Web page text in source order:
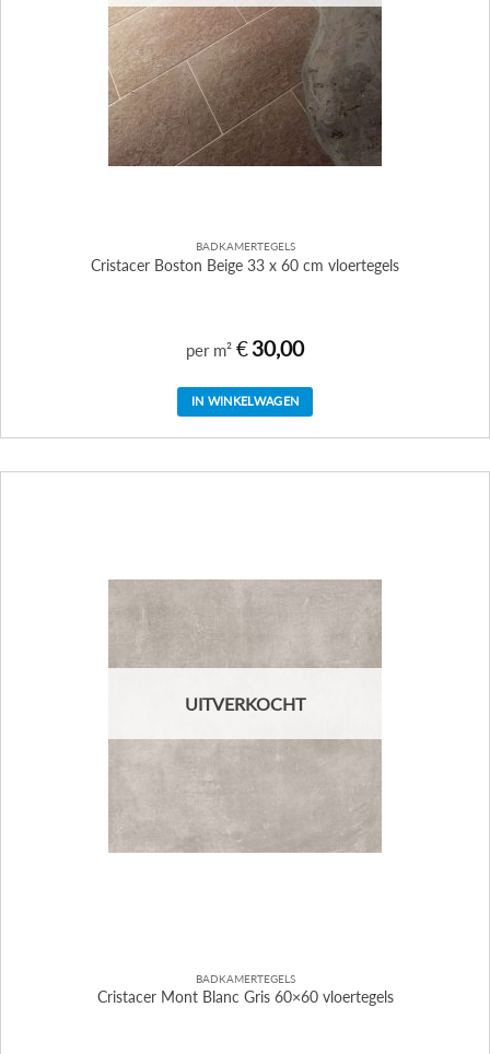
BADKAMERTEGELS
Cristacer Boston Beige 33 x 60 cm vloertegels
per m² €30,00
IN WINKELWAGEN
UITVERKOCHT
BADKAMERTEGELS
Cristacer Mont Blanc Gris 60×60 vloertegels